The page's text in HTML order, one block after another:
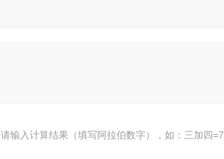
请输入计算结果（填写阿拉伯数字），如：三加四=7